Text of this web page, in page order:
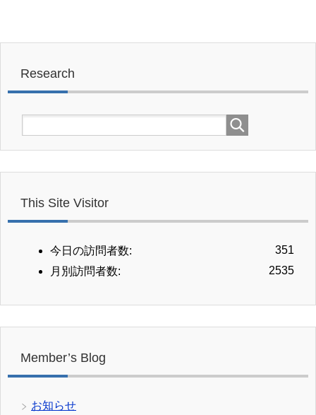
Research
This Site Visitor
351
今日の訪問者数:
2535
月別訪問者数:
Member’s Blog
お知らせ